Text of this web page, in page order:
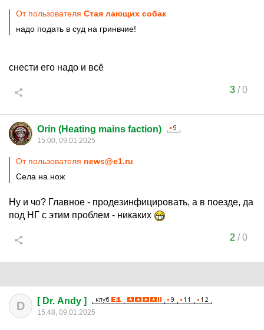
От пользователя Стая лающих собак
надо подать в суд на гринвчие!
снести его надо и всё
3/0
Orin (Heating mains faction)
15:00, 09.01.2025
От пользователя news@e1.ru
Села на нож
Ну и чо? Главное - продезинфицировать, а в поезде, да
под НГ с этим проблем - никаких
2 /0
D [ Dr. Andy ]
15:48, 09.01.2025